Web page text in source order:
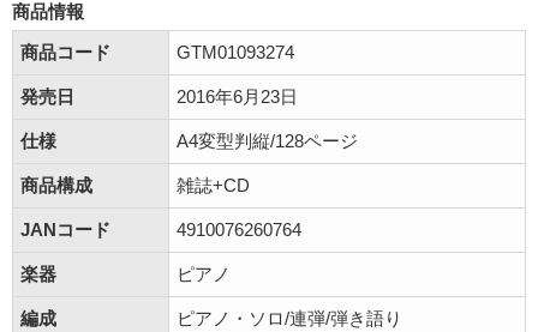
商品情報
商品コード
GTM01093274
発売日 2016年6月23日
仕様 A4変型判縦/128ページ
商品構成 雑誌+CD
JANコード 4910076260764
楽器 ピアノ
編成 ピアノ・ソロ/連弾/弾き語り